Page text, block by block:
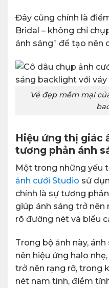
Đây cũng chính là
Bridal – không chỉ
ánh sáng” để tạo nên
Vẻ đẹp mềm mại
Hiệu ứng thị giác
tương phản ánh
Một trong những yếu
ảnh cưới Studio sử
chính là sự tương
giúp ánh sáng trở nên
rõ đường nét và biểu
Trong bộ ảnh này,
nên hiệu ứng halo
trở nên rạng rỡ, trong
nét nam tính, điềm